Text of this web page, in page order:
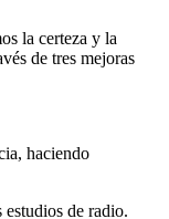
la certeza y la
de tres mejoras
haciendo
de radio.